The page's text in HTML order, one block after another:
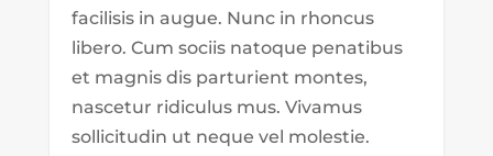
facilisis in augue. Nunc in rhoncus
libero. Cum sociis natoque penatibus
et magnis dis parturient montes,
nascetur ridiculus mus. Vivamus
sollicitudin ut neque vel molestie.